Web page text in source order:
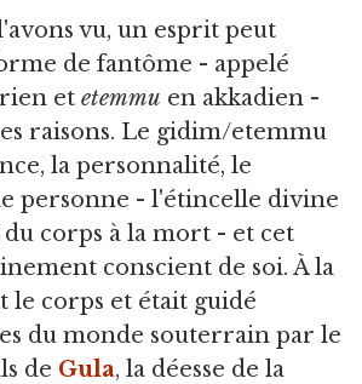
vu, un esprit peut
de fantôme - appelé
et etemmu en akkadien -
raisons. Le gidim/etemmu
la personnalité, le
personne - l'étincelle divine
du corps à la mort - et cet
conscient de soi. À la
corps et était guidé
du monde souterrain par le
de Gula, la déesse de la